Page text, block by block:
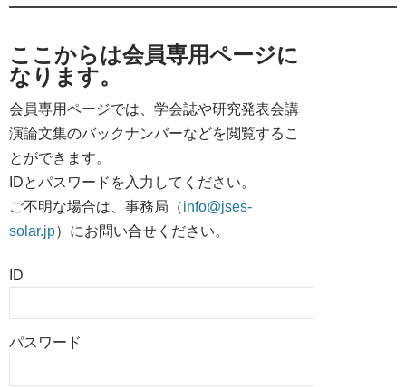
ここからは会員専用ページに
なります。
会員専用ページでは、学会誌や研究発表会講
演論文集のバックナンバーなどを閲覧するこ
とができます。
IDとパスワードを入力してください。
ご不明な場合は、事務局（info@jses-
solar.jp）にお問い合せください。
ID
パスワード